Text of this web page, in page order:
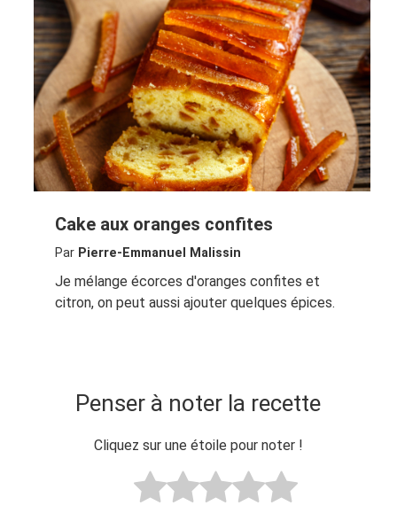
Cake aux oranges confites
Par Pierre-Emmanuel Malissin
Je mélange écorces d'oranges confites et
citron, on peut aussi ajouter quelques épices.
Penser à noter la recette
Cliquez sur une étoile pour noter !